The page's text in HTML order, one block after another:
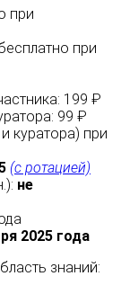
при
при
199 ₽
99 ₽
куратора) при
(с ротацией)
не
2025 года
знаний: